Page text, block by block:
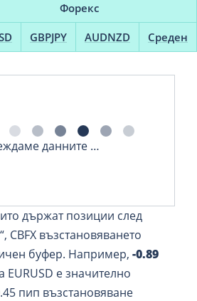
Форекс
GBPJPY AUDNZD Среден
данните …
държат позиции след
CBFX възстановяването
буфер. Например, -0.89
EURUSD е значително
пип възстановяване